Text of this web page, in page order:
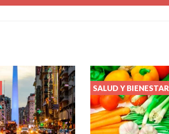
SALUD Y BIENESTAR